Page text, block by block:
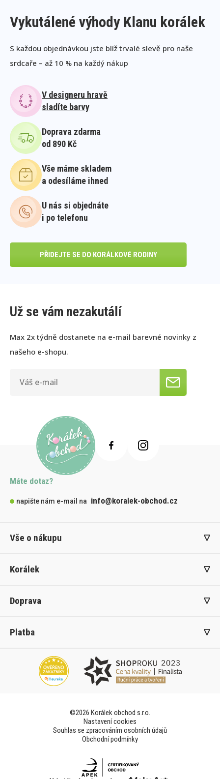
Vykutálené výhody Klanu korálek
S každou objednávkou jste blíž trvalé slevě pro naše
srdcaře – až 10 % na každý nákup
V designeru hravě
sladíte barvy
Doprava zdarma
od 890 Kč
Vše máme skladem
a odesíláme ihned
U nás si objednáte
i po telefonu
PŘIDEJTE SE DO KORÁLKOVÉ RODINY
Už se vám nezakutálí
Max 2x týdně dostanete na e-mail barevné novinky z
našeho e-shopu.
Máte dotaz?
napište nám e-mail na info@koralek-obchod.cz
Vše o nákupu
Korálek
Doprava
Platba
©2026 Korálek obchod s.r.o.
Nastavení cookies
Souhlas se zpracováním osobních údajů
Obchodní podmínky